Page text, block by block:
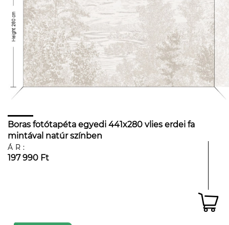
Boras fotótapéta egyedi 441x280 vlies erdei fa
mintával natúr színben
ÁR:
197 990 Ft